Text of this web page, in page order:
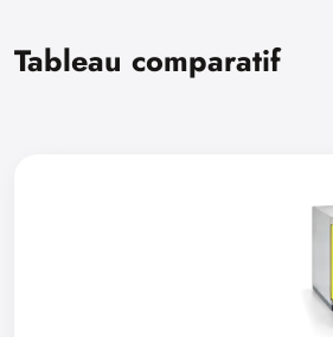
Tableau comparatif